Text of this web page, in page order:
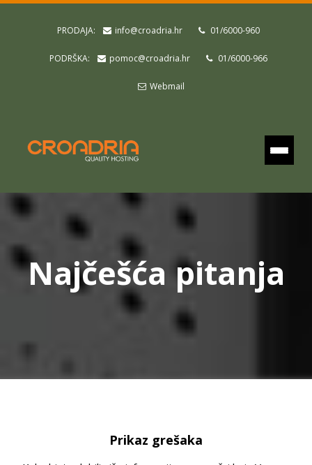
PRODAJA: info@croadria.hr 01/6000-960
PODRŠKA: pomoc@croadria.hr 01/6000-966
Webmail
Najčešća pitanja
Prikaz grešaka